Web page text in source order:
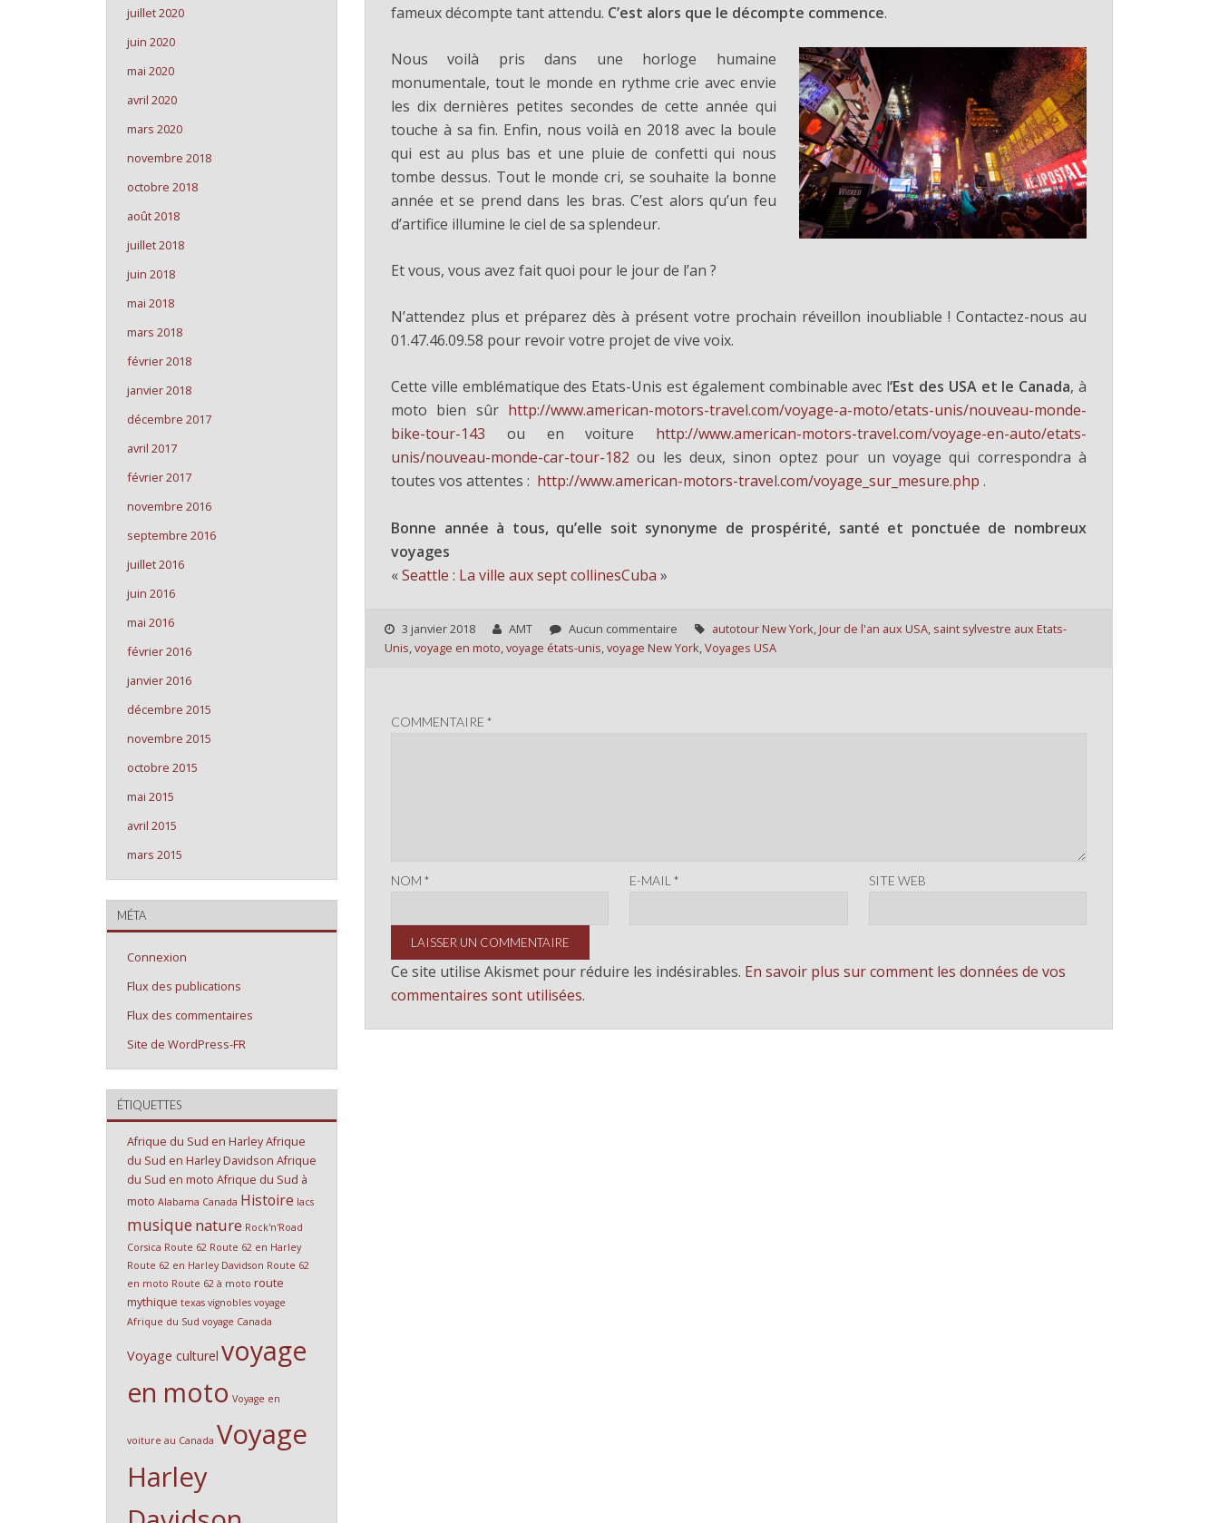
fameux décompte tant attendu. C’est alors que le décompte commence.
Nous voilà pris dans une horloge humaine
monumentale, tout le monde en rythme crie avec envie
les dix dernières petites secondes de cette année qui
touche à sa fin. Enfin, nous voilà en 2018 avec la boule
qui est au plus bas et une pluie de confetti qui nous
tombe dessus. Tout le monde cri, se souhaite la bonne
année et se prend dans les bras. C’est alors qu’un feu
d’artifice illumine le ciel de sa splendeur.
Et vous, vous avez fait quoi pour le jour de l’an ?
N’attendez plus et préparez dès à présent votre prochain réveillon inoubliable ! Contactez-nous au
01.47.46.09.58 pour revoir votre projet de vive voix.
Cette ville emblématique des Etats-Unis est également combinable avec l‘Est des USA et le Canada, à
moto bien sûr http://www.american-motors-travel.com/voyage-a-moto/etats-unis/nouveau-monde-
bike-tour-143 ou en voiture http://www.american-motors-travel.com/voyage-en-auto/etats-
unis/nouveau-monde-car-tour-182 ou les deux, sinon optez pour un voyage qui correspondra à
toutes vos attentes : http://www.american-motors-travel.com/voyage_sur_mesure.php .
Bonne année à tous, qu’elle soit synonyme de prospérité, santé et ponctuée de nombreux
voyages
«Seattle : La ville aux sept collinesCuba »
3 janvier 2018 AMT Aucun commentaire autotour New York Jour de l'an aux USA saint sylvestre aux Etats-
Unis voyage en moto voyage états-unis voyage New York Voyages USA
COMMENTAIRE *
NOM * E-MAIL* SITE WEB
Ce site utilise Akismet pour réduire les indésirables. En savoir plus sur comment les données de vos
commentaires sont utilisées.
juillet 2020
juin 2020
mai 2020
avril 2020
mars 2020
novembre 2018
octobre 2018
août 2018
juillet 2018
juin 2018
mai 2018
mars 2018
février 2018
janvier 2018
décembre 2017
avril 2017
février 2017
novembre 2016
septembre 2016
juillet 2016
juin 2016
mai 2016
février 2016
janvier 2016
décembre 2015
novembre 2015
octobre 2015
mai 2015
avril 2015
mars 2015
MÉTA
Connexion
Flux des publications
Flux des commentaires
Site de WordPress-FR
ÉTIQUETTES
Afrique du Sud en HarleyAfrique
du Sud en Harley Davidson Afrique
du Sud en moto Afrique du Sud à
moto Alabama Canada Histoire lacs
musiquenature Rock'n'Road
Corsica Route 62 Route 62 en Harley
Route 62 en Harley Davidson Route 62
en moto Route 62 à moto route
mythique texas vignobles voyage
Afrique du Sud voyage Canada
Voyage culturel voyage
en moto Voyage en
voiture au Canada Voyage
Harley